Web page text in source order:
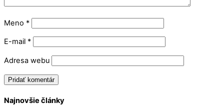
Meno *
E-mail *
Adresa webu
Najnovšie články